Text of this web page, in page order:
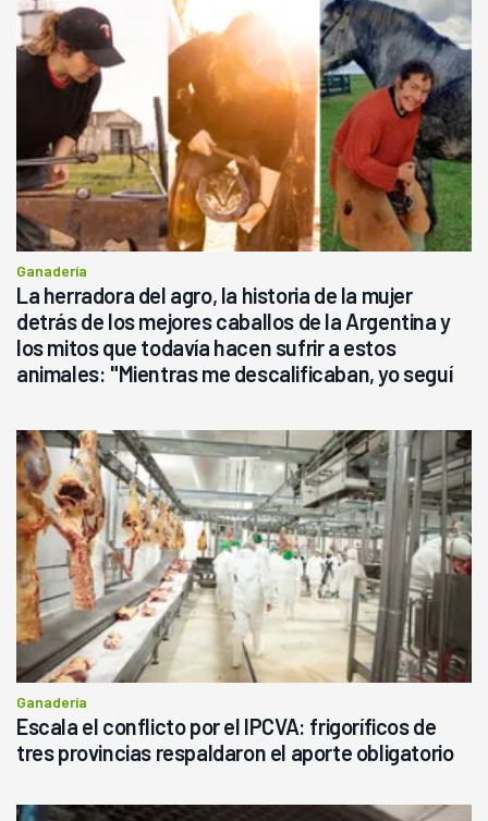
Ganadería
La herradora del agro, la historia de la mujer
detrás de los mejores caballos de la Argentina y
los mitos que todavía hacen sufrir a estos
animales: "Mientras me descalificaban, yo seguí
Ganadería
Escala el conflicto por el IPCVA: frigoríficos de
tres provincias respaldaron el aporte obligatorio